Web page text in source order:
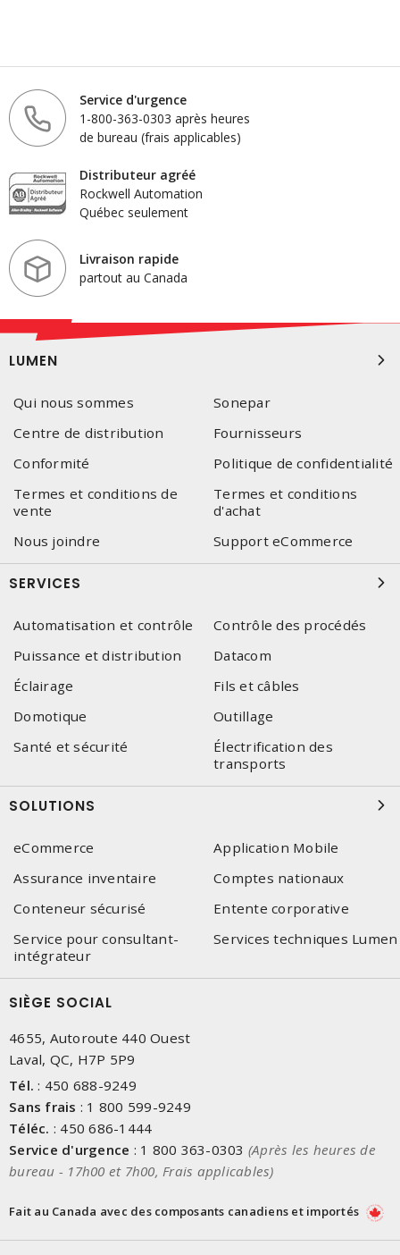
Service d'urgence
1-800-363-0303 après heures
de bureau (frais applicables)
Distributeur agréé
Rockwell Automation
Québec seulement
Livraison rapide
partout au Canada
LUMEN
Qui nous sommes
Sonepar
Centre de distribution
Fournisseurs
Conformité
Politique de confidentialité
Termes et conditions de
vente
Termes et conditions
d'achat
Nous joindre
Support eCommerce
SERVICES
Automatisation et contrôle
Contrôle des procédés
Puissance et distribution
Datacom
Éclairage
Fils et câbles
Domotique
Outillage
Santé et sécurité
Électrification des
transports
SOLUTIONS
eCommerce
Application Mobile
Assurance inventaire
Comptes nationaux
Conteneur sécurisé
Entente corporative
Service pour consultant-
intégrateur
Services techniques Lumen
SIÈGE SOCIAL
4655, Autoroute 440 Ouest
Laval, QC, H7P 5P9
Tél. : 450 688-9249
Sans frais : 1 800 599-9249
Téléc. : 450 686-1444
Service d'urgence : 1 800 363-0303 (Après les heures de
bureau - 17h00 et 7h00, Frais applicables)
Fait au Canada avec des composants canadiens et importés